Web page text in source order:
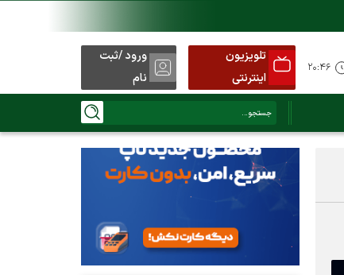
تلویزیون
اینترنتی
ورود /ثبت
نام